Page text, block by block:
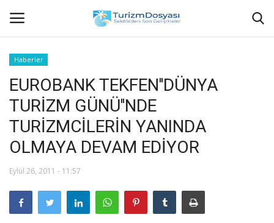
Anasayfa
Bize Ulaşın
Künye
Halil ÖNCÜ kimdir?
KVKK Aydınlatma Metni
Haberler
EUROBANK TEKFEN''DÜNYA
TURİZM GÜNÜ''NDE
TURİZMCİLERİN YANINDA
OLMAYA DEVAM EDİYOR
Eylül 26, 2011 - 11:57